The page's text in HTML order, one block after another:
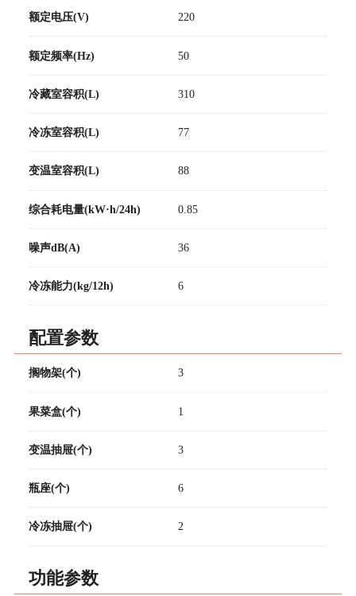
额定电压(V) 220
额定频率(Hz) 50
冷藏室容积(L) 310
冷冻室容积(L) 77
变温室容积(L) 88
综合耗电量(kW·h/24h) 0.85
噪声dB(A) 36
冷冻能力(kg/12h) 6
配置参数
搁物架(个) 3
果菜盒(个) 1
变温抽屉(个) 3
瓶座(个) 6
冷冻抽屉(个) 2
功能参数